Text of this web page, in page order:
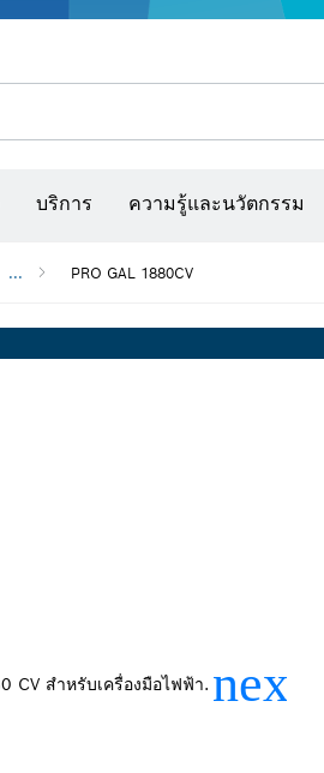
บริการ ความรู้และนวัตกรรม
... PRO GAL 1880CV